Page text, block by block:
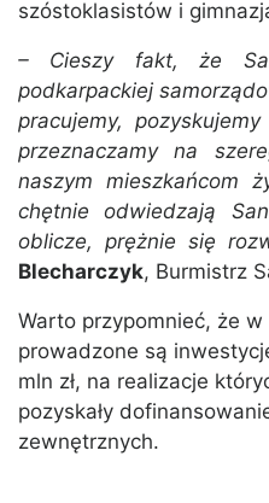
szóstoklasistów i
– Cieszy fakt, że
podkarpackiej
pracujemy,
przeznaczamy na
naszym mieszkańcom
chętnie odwiedzają
oblicze, prężnie się
Blecharczyk, Burmistrz
Warto przypomnieć, że
prowadzone są
mln zł, na realizacje
pozyskały
zewnętrznych.